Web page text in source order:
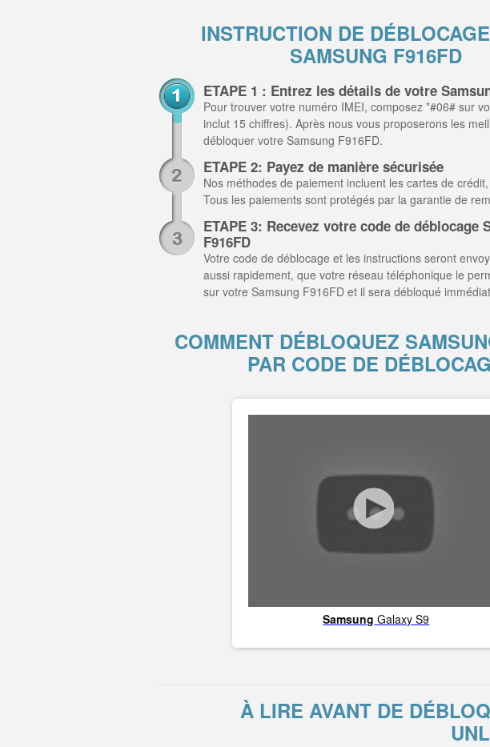
INSTRUCTION DE
SAMSUNG F916FD
ETAPE 1 : Entrez les détails de votre
Pour trouver votre numéro IMEI, composez *#06# sur
inclut 15 chiffres). Après nous vous proposerons les
débloquer votre Samsung F916FD.
ETAPE 2: Payez de manière sécurisée
Nos méthodes de paiement incluent les cartes de
Tous les paiements sont protégés par la garantie de
ETAPE 3: Recevez votre code de déblocage
F916FD
Votre code de déblocage et les instructions seront
aussi rapidement, que votre réseau téléphonique le
sur votre Samsung F916FD et il sera débloqué
COMMENT DÉBLOQUEZ
PAR CODE DE
Samsung Galaxy S9
À LIRE AVANT DE